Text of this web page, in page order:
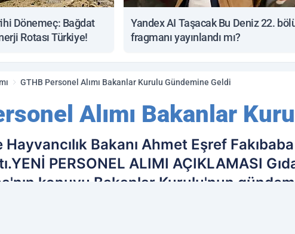
Dönemeç: Bağdat
Rotası Türkiye!
Yandex AI Taşacak Bu Deniz 22.
fragmanı yayınlandı mı?
GTHB Personel Alımı Bakanlar Kurulu Gündemine Geldi
Alımı Bakanlar
Hayvancılık Bakanı Ahmet Eşref
PERSONEL ALIMI AÇIKLAMASI
konuyu Bakanlar Kurulu'nun